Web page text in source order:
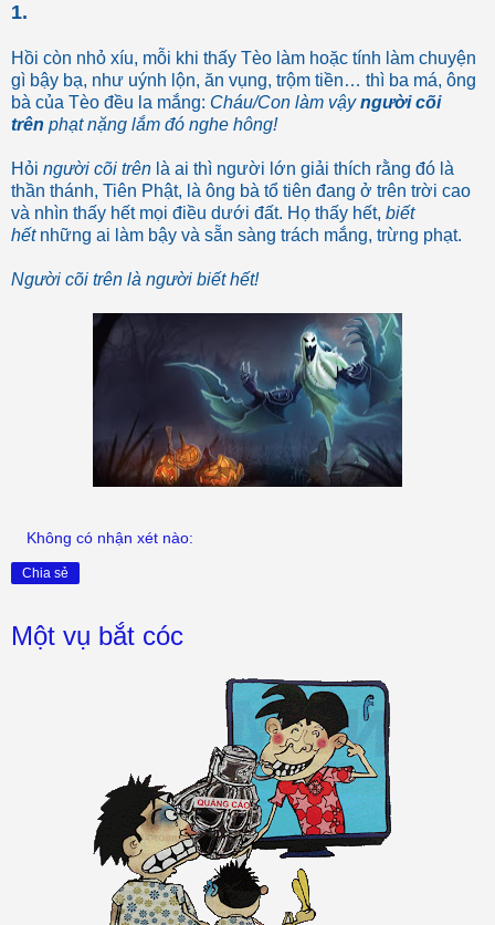
1.
Hồi còn nhỏ xíu, mỗi khi thấy Tèo làm hoặc tính làm chuyện
gì bậy bạ, như uýnh lộn, ăn vụng, trộm tiền… thì ba má, ông
bà của Tèo đều la mắng: Cháu/Con làm vậyngười cõi
trên phạt nặng lắm đó nghe hông!
Hỏi người cõi trên là ai thì người lớn giải thích rằng đó là
thần thánh, Tiên Phật, là ông bà tổ tiên đang ở trên trời cao
và nhìn thấy hết mọi điều dưới đất. Họ thấy hết, biết
hếtnhững ai làm bậy và sẵn sàng trách mắng, trừng phạt.
Người cõi trên là người biết hết!
Không có nhận xét nào:
Chia sẻ
Một vụ bắt cóc